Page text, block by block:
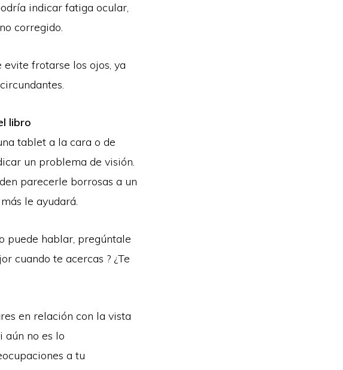
indicar fatiga ocular,
corregido.
frotarse los ojos, ya
libro
tablet a la cara o de
un problema de visión.
parecerle borrosas a un
le ayudará.
puede hablar, pregúntale
cuando te acercas ? ¿Te
en relación con la vista
aún no es lo
a tu